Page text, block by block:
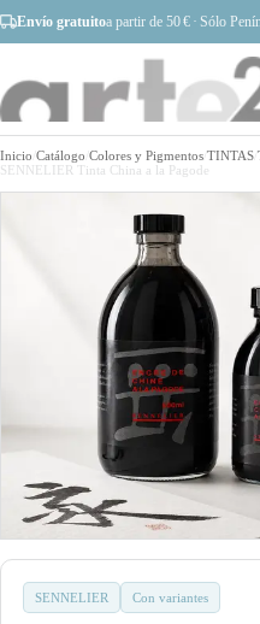
Envío gratuitoa partir de 50 € · Sólo
Inicio Catálogo Colores y Pigmentos TINTAS
SENNELIER Tinta China a la Pagode
SENNELIER Con variantes